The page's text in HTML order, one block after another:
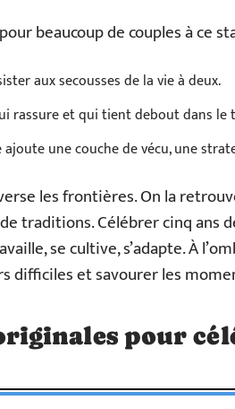
beaucoup de couples à ce
aux secousses de la vie à deux.
rassure et qui tient debout dans le
une couche de vécu, une
les frontières. On la
traditions. Célébrer cinq ans
se cultive, s’adapte. À
difficiles et savourer les
pour